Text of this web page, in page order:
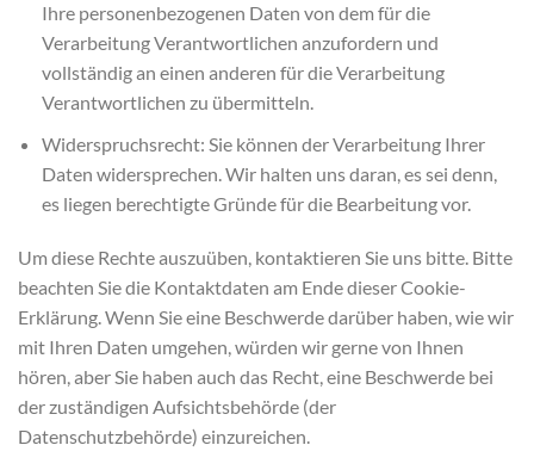
Ihre personenbezogenen Daten von dem für die
Verarbeitung Verantwortlichen anzufordern und
vollständig an einen anderen für die Verarbeitung
Verantwortlichen zu übermitteln.
Widerspruchsrecht: Sie können der Verarbeitung Ihrer
Daten widersprechen. Wir halten uns daran, es sei denn,
es liegen berechtigte Gründe für die Bearbeitung vor.
Um diese Rechte auszuüben, kontaktieren Sie uns bitte. Bitte
beachten Sie die Kontaktdaten am Ende dieser Cookie-
Erklärung. Wenn Sie eine Beschwerde darüber haben, wie wir
mit Ihren Daten umgehen, würden wir gerne von Ihnen
hören, aber Sie haben auch das Recht, eine Beschwerde bei
der zuständigen Aufsichtsbehörde (der
Datenschutzbehörde) einzureichen.